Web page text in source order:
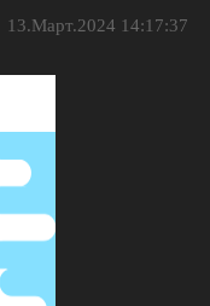
13.Март.2024 14:17:37